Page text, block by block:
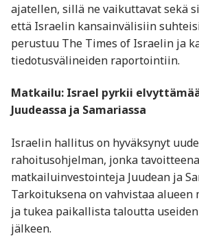
ajatellen, sillä ne vaikuttavat sekä
että Israelin kansainvälisiin
perustuu The Times of Israelin ja
tiedotusvälineiden raportointiin.
Matkailu: Israel pyrkii
Juudeassa ja Samariassa
Israelin hallitus on hyväksynyt
rahoitusohjelman, jonka
matkailuinvestointeja Juudean ja
Tarkoituksena on vahvistaa
ja tukea paikallista taloutta
jälkeen.